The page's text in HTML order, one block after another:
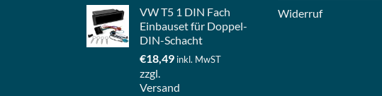
VW T5 1 DIN Fach
Einbauset für Doppel-
DIN-Schacht
€18,49 inkl. MwST
zzgl.
Versand
Widerruf